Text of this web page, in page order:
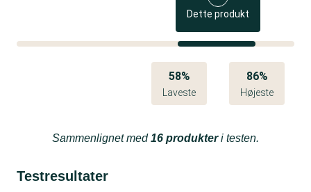
Dette produkt
58%
Laveste
86%
Højeste
Sammenlignet med16 produkteri testen.
Testresultater